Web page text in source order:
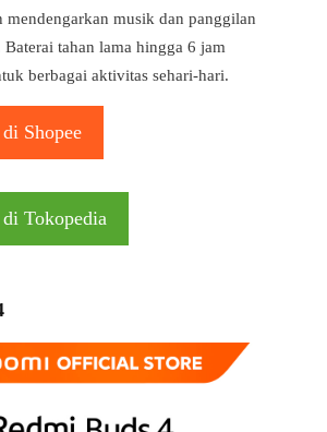
mendengarkan musik dan panggilan
tahan lama hingga 6 jam
berbagai aktivitas sehari-hari.
Shopee
Tokopedia